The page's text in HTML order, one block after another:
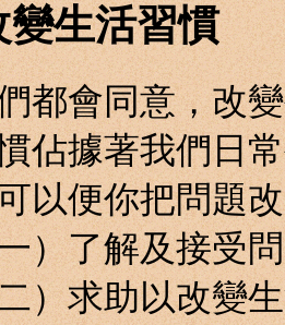
變生活習慣
同意，改變
佔據著我們日
以便你把問題
解及接受問
求助以改變生